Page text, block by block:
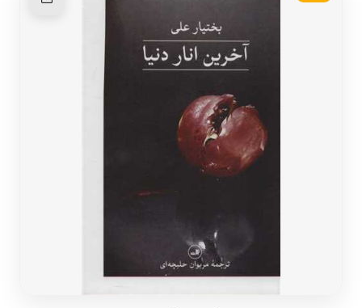
ادبیات روسیه
ادبیات آمریکای لاتین
ادبیات آلمان
ادبیات ترکیه
داستان کوتاه
شعر و متون کهن